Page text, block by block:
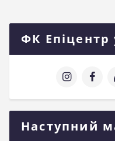
ФК
Наступний